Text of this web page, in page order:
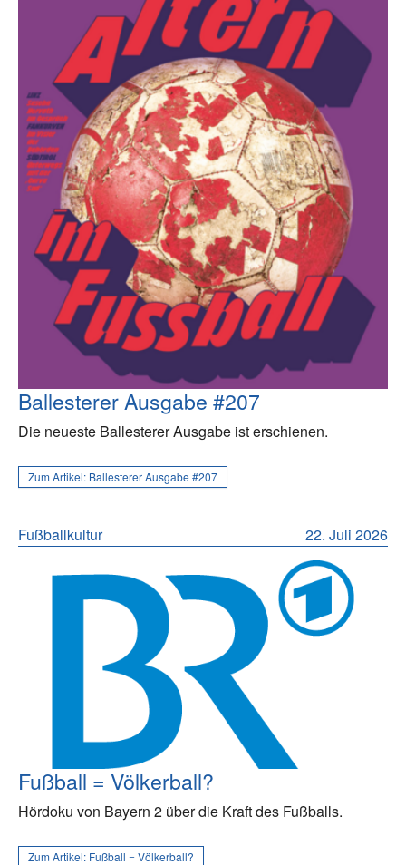
Ballesterer Ausgabe #207
Die neueste Ballesterer Ausgabe ist erschienen.
Zum Artikel: Ballesterer Ausgabe #207
22. Juli 2026
Fußballkultur
Fußball = Völkerball?
Hördoku von Bayern 2 über die Kraft des Fußballs.
Zum Artikel: Fußball = Völkerball?